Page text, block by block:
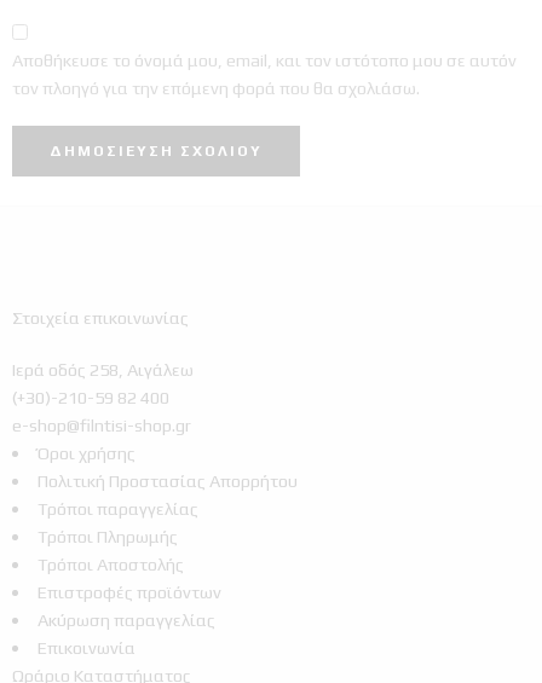
Αποθήκευσε το όνομά μου, email, και τον ιστότοπο μου σε αυτόν
τον πλοηγό για την επόμενη φορά που θα σχολιάσω.
Στοιχεία επικοινωνίας
Ιερά οδός 258, Αιγάλεω
(+30)-210-59 82 400
e-shop@filntisi-shop.gr
Όροι χρήσης
Πολιτική Προστασίας Απορρήτου
Τρόποι παραγγελίας
Τρόποι Πληρωμής
Τρόποι Αποστολής
Επιστροφές προϊόντων
Ακύρωση παραγγελίας
Επικοινωνία
Ωράριο Καταστήματος